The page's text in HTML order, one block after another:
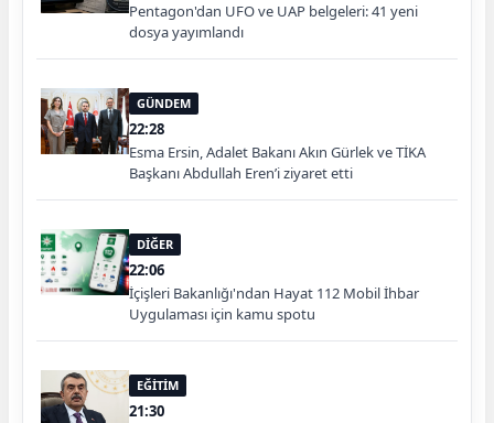
Pentagon'dan UFO ve UAP belgeleri: 41 yeni
dosya yayımlandı
GÜNDEM
22:28
Esma Ersin, Adalet Bakanı Akın Gürlek ve TİKA
Başkanı Abdullah Eren’i ziyaret etti
DİĞER
22:06
İçişleri Bakanlığı'ndan Hayat 112 Mobil İhbar
Uygulaması için kamu spotu
EĞİTİM
21:30